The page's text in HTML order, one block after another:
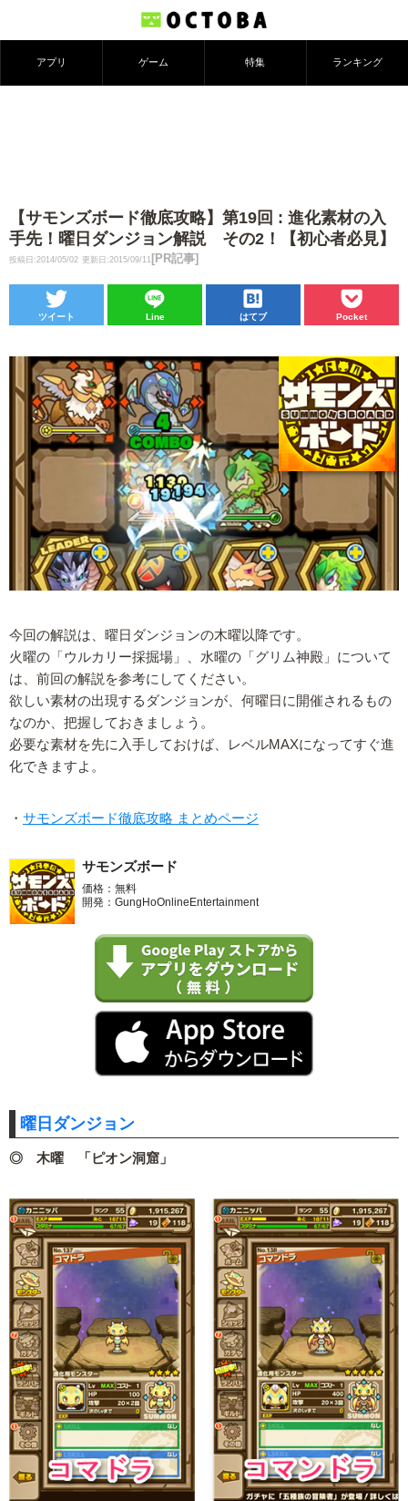
アプリ ゲーム 特集 ランキング
【サモンズボード徹底攻略】第19回 : 進化素材の入
手先！曜日ダンジョン解説 その2！【初心者必見】
投稿日:2014/05/02 更新日:2015/09/11 [PR記事]
ツイート Line はてブ Pocket
今回の解説は、曜日ダンジョンの木曜以降です。
火曜の「ウルカリー採掘場」、水曜の「グリム神殿」について
は、前回の解説を参考にしてください。
欲しい素材の出現するダンジョンが、何曜日に開催されるもの
なのか、把握しておきましょう。
必要な素材を先に入手しておけば、レベルMAXになってすぐ進
化できますよ。
・ サモンズボード徹底攻略 まとめページ
サモンズボード
価格：無料
開発：GungHoOnlineEntertainment
曜日ダンジョン
◎ 木曜 「ピオン洞窟」